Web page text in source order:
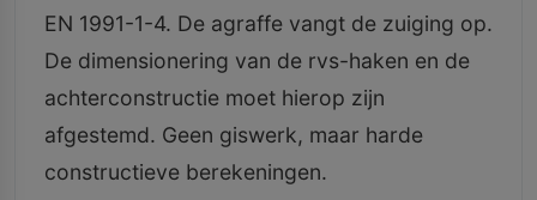
EN 1991-1-4. De agraffe vangt de zuiging op.
De dimensionering van de rvs-haken en de
achterconstructie moet hierop zijn
afgestemd. Geen giswerk, maar harde
constructieve berekeningen.